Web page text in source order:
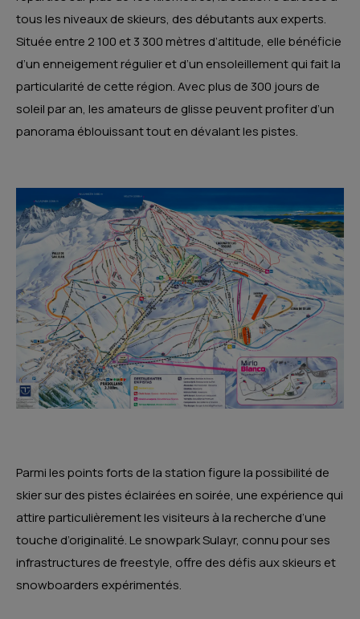
tous les niveaux de skieurs, des débutants aux experts.
Située entre 2 100 et 3 300 mètres d’altitude, elle bénéficie
d’un enneigement régulier et d’un ensoleillement qui fait la
particularité de cette région. Avec plus de 300 jours de
soleil par an, les amateurs de glisse peuvent profiter d’un
panorama éblouissant tout en dévalant les pistes.
Parmi les points forts de la station figure la possibilité de
skier sur des pistes éclairées en soirée, une expérience qui
attire particulièrement les visiteurs à la recherche d’une
touche d’originalité. Le snowpark Sulayr, connu pour ses
infrastructures de freestyle, offre des défis aux skieurs et
snowboarders expérimentés.